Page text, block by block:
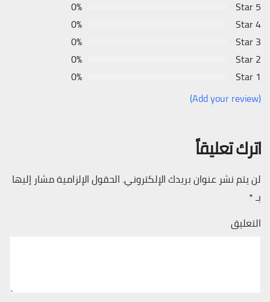
5 Star
0%
4 Star
0%
3 Star
0%
2 Star
0%
1 Star
0%
(Add your review)
اترك تعليقاً
لن يتم نشر عنوان بريدك الإلكتروني. الحقول الإلزامية مشار إليها
بـ*
التعليق